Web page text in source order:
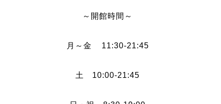
～開館時間～
月～金 11:30-21:45
土 10:00-21:45